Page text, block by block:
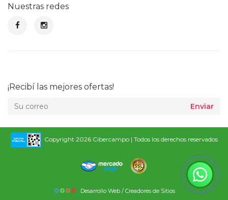
Nuestras redes
¡Recibí las mejores ofertas!
Enviar
Copyright 2026 Cibercampo | Todos los derechos reservados
Desarrollo Web / Creadores de Sitios